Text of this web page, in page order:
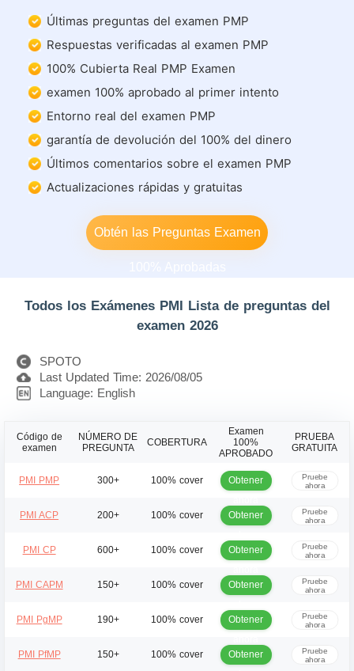
Últimas preguntas del examen PMP
Respuestas verificadas al examen PMP
100% Cubierta Real PMP Examen
examen 100% aprobado al primer intento
Entorno real del examen PMP
garantía de devolución del 100% del dinero
Últimos comentarios sobre el examen PMP
Actualizaciones rápidas y gratuitas
Obtén las Preguntas Examen
Todos los Exámenes PMI Lista de preguntas del
examen 2026
SPOTO
Last Updated Time: 2026/08/05
Language: English
Código de
examen
NÚMERO DE
PREGUNTA
COBERTURA
Examen
100%
APROBADO
PRUEBA
GRATUITA
PMI PMP 300+ 100% cover
Obtener
Pruebe
ahora
PMI ACP 200+ 100% cover
Obtener
Pruebe
ahora
PMI CP 600+ 100% cover
Obtener
Pruebe
ahora
PMI CAPM 150+ 100% cover
Obtener
Pruebe
ahora
PMI PgMP 190+ 100% cover
Obtener
Pruebe
ahora
PMI PfMP 150+ 100% cover
Obtener
Pruebe
ahora